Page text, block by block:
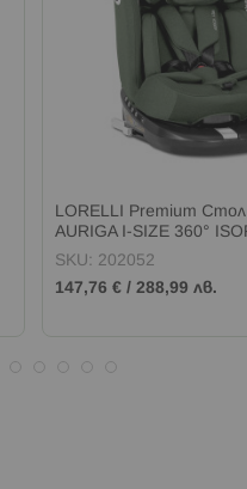
LORELLI Premium Стол
AURIGA I-SIZE 360°
150 см) GREEN
SKU: 202052
147,76 € / 288,99 лв.